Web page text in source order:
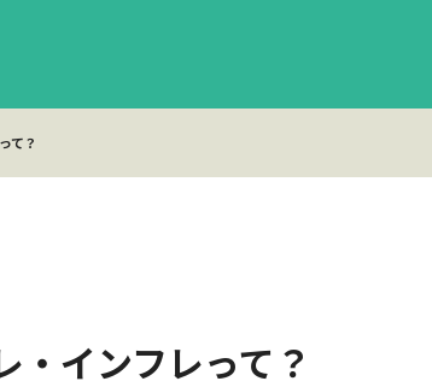
て？
・インフレって？